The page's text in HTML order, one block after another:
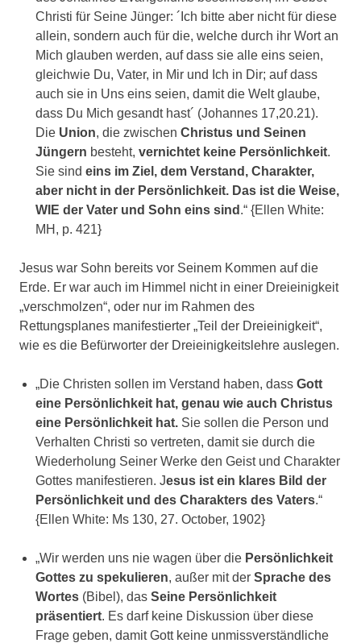
Christi für Seine Jünger: ´Ich bitte aber nicht für diese
allein, sondern auch für die, welche durch ihr Wort an
Mich glauben werden, auf dass sie alle eins seien,
gleichwie Du, Vater, in Mir und Ich in Dir; auf dass
auch sie in Uns eins seien, damit die Welt glaube,
dass Du Mich gesandt hast´ (Johannes 17,20.21).
Die Union, die zwischen Christus und Seinen
Jüngern besteht, vernichtet keine Persönlichkeit.
Sie sind eins im Ziel, dem Verstand, Charakter,
aber nicht in der Persönlichkeit. Das ist die Weise,
WIE der Vater und Sohn eins sind .“ {Ellen White:
MH, p. 421}
Jesus war Sohn bereits vor Seinem Kommen auf die
Erde. Er war auch im Himmel nicht in einer Dreieinigkeit
„verschmolzen“, oder nur im Rahmen des
Rettungsplanes manifestierter „Teil der Dreieinigkeit“,
wie es die Befürworter der Dreieinigkeitslehre auslegen.
„Die Christen sollen im Verstand haben, dass Gott
eine Persönlichkeit hat, genau wie auch Christus
eine Persönlichkeit hat. Sie sollen die Person und
Verhalten Christi so vertreten, damit sie durch die
Wiederholung Seiner Werke den Geist und Charakter
Gottes manifestieren. Jesus ist ein klares Bild der
Persönlichkeit und des Charakters des Vaters.“
{Ellen White: Ms 130, 27. October, 1902}
„Wir werden uns nie wagen über die Persönlichkeit
Gottes zu spekulieren, außer mit der Sprache des
Wortes (Bibel), das Seine Persönlichkeit
präsentiert. Es darf keine Diskussion über diese
Frage geben, damit Gott keine unmissverständliche